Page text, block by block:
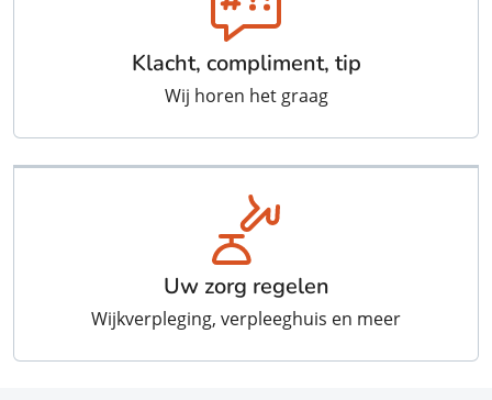
Klacht, compliment, tip
Wij horen het graag
Uw zorg regelen
Wijkverpleging, verpleeghuis en meer